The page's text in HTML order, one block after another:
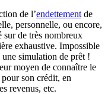
de l’endettement de
personnelle, ou encore,
sur de très nombreux
exhaustive. Impossible
une simulation de prêt !
moyen de connaître le
son crédit, en
revenus, etc.